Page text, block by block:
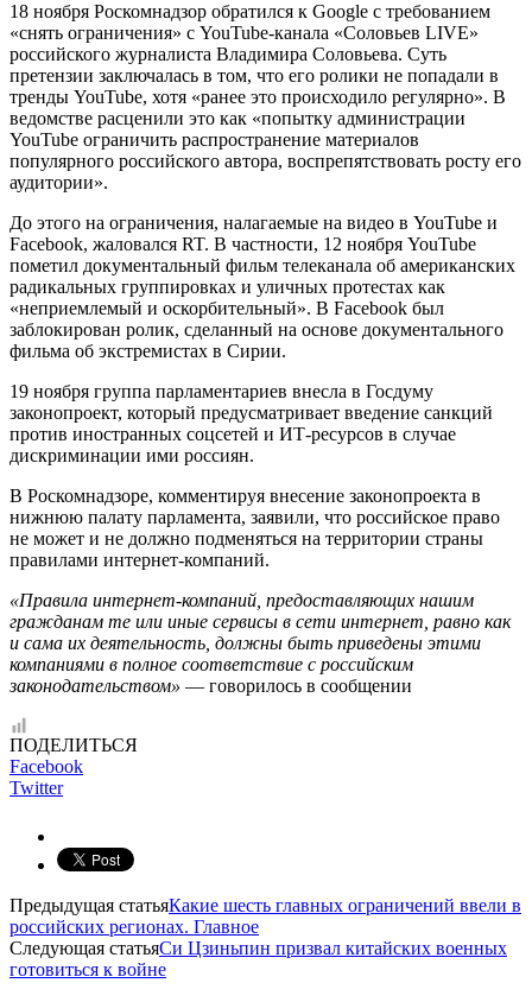
18 ноября Роскомнадзор обратился к Google с требованием
«снять ограничения» с YouTube-канала «Соловьев LIVE»
российского журналиста Владимира Соловьева. Суть
претензии заключалась в том, что его ролики не попадали в
тренды YouTube, хотя «ранее это происходило регулярно». В
ведомстве расценили это как «попытку администрации
YouTube ограничить распространение материалов
популярного российского автора, воспрепятствовать росту его
аудитории».
До этого на ограничения, налагаемые на видео в YouTube и
Facebook, жаловался RT. В частности, 12 ноября YouTube
пометил документальный фильм телеканала об американских
радикальных группировках и уличных протестах как
«неприемлемый и оскорбительный». В Facebook был
заблокирован ролик, сделанный на основе документального
фильма об экстремистах в Сирии.
19 ноября группа парламентариев внесла в Госдуму
законопроект, который предусматривает введение санкций
против иностранных соцсетей и ИТ-ресурсов в случае
дискриминации ими россиян.
В Роскомнадзоре, комментируя внесение законопроекта в
нижнюю палату парламента, заявили, что российское право
не может и не должно подменяться на территории страны
правилами интернет-компаний.
«Правила интернет-компаний, предоставляющих нашим
гражданам те или иные сервисы в сети интернет, равно как
и сама их деятельность, должны быть приведены этими
компаниями в полное соответствие с российским
законодательством» — говорилось в сообщении
ПОДЕЛИТЬСЯ
Facebook
Twitter
Предыдущая статьяКакие шесть главных ограничений ввели в
российских регионах. Главное
Следующая статьяСи Цзиньпин призвал китайских военных
готовиться к войне